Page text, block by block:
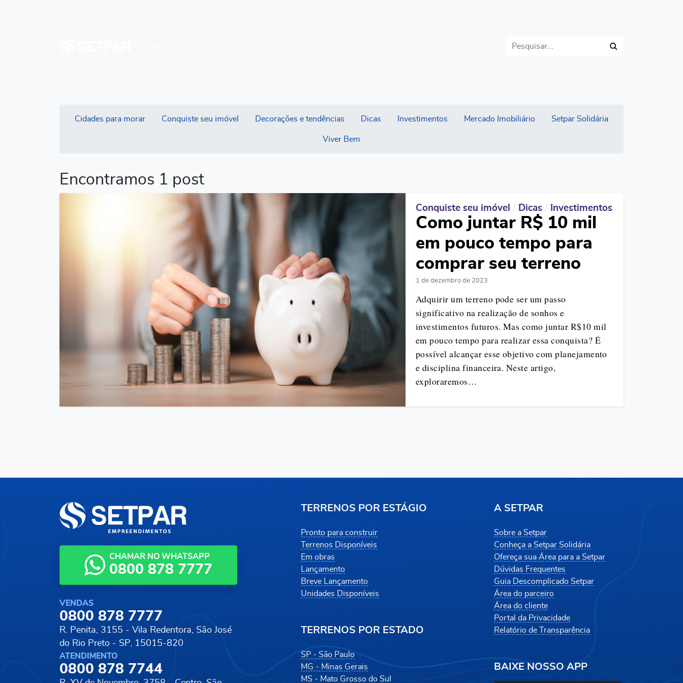
Cidades para morar Conquiste seu imóvel Decorações e tendências Dicas Investimentos Mercado Imobiliário Setpar Solidária
Viver Bem
Encontramos 1 post
Conquiste seu imóvel Dicas Investimentos
Como juntar R$ 10 mil
em pouco tempo para
comprar seu terreno
1 de dezembro de 2023
Adquirir um terreno pode ser um passo
significativo na realização de sonhos e
investimentos futuros. Mas como juntar R$10 mil
em pouco tempo para realizar essa conquista? É
possível alcançar esse objetivo com planejamento
e disciplina financeira. Neste artigo,
exploraremos…
CHAMAR NO WHATSAPP
0800 878 7777
VENDAS
0800 878 7777
R. Penita, 3155 - Vila Redentora, São José
do Rio Preto - SP, 15015-820
ATENDIMENTO
0800 878 7744
TERRENOS POR ESTÁGIO
Pronto para construir
Terrenos Disponíveis
Em obras
Lançamento
Breve Lançamento
Unidades Disponíveis
TERRENOS POR ESTADO
SP - São Paulo
MG - Minas Gerais
MS - Mato Grosso do Sul
A SETPAR
Sobre a Setpar
Conheça a Setpar Solidária
Ofereça sua Área para a Setpar
Dúvidas Frequentes
Guia Descomplicado Setpar
Área do parceiro
Área do cliente
Portal da Privacidade
Relatório de Transparência
BAIXE NOSSO APP